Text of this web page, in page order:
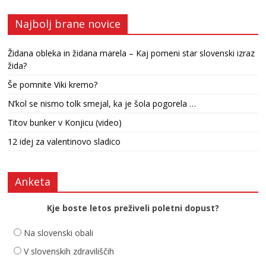
Najbolj brane novice
Židana obleka in židana marela – Kaj pomeni star slovenski izraz
žida?
Še pomnite Viki kremo?
N’kol se nismo tolk smejal, ka je šola pogorela …
Titov bunker v Konjicu (video)
12 idej za valentinovo sladico
Anketa
Kje boste letos preživeli poletni dopust?
Na slovenski obali
V slovenskih zdraviliščih